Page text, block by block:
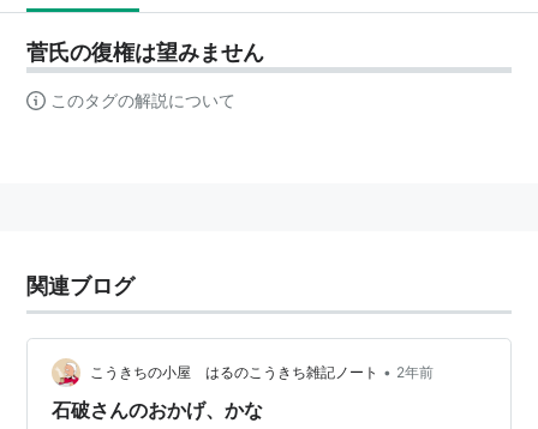
菅氏の復権は望みません
このタグの解説について
関連ブログ
こうきちの小屋 はるのこうきち雑記ノート • 2年前
石破さんのおかげ、かな